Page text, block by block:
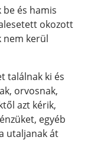
és hamis
okozott
nem kerül
találnak ki és
orvosnak,
azt kérik,
egyéb
utaljanak át